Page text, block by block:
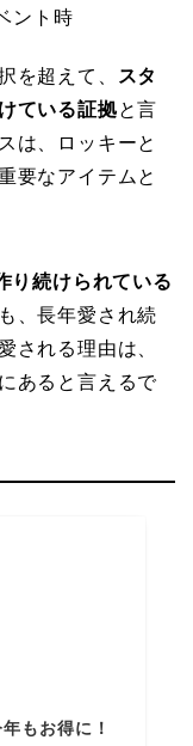
ント時
を超えて、
スタ
ている証拠と言
は、ロッキーと
要なアイテムと
り続けられている
、長年愛され続
される理由は、
あると言えるで
もお得に！